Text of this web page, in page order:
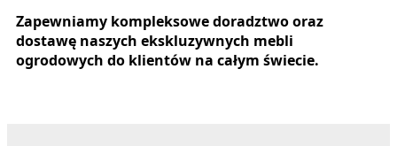
Zapewniamy kompleksowe doradztwo oraz
dostawę naszych ekskluzywnych mebli
ogrodowych do klientów na całym świecie.